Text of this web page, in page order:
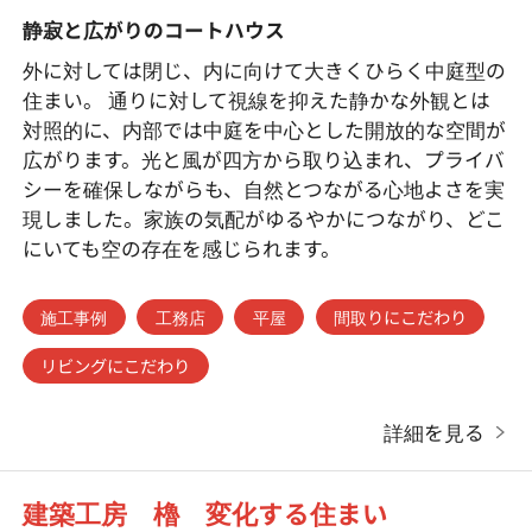
静寂と広がりのコートハウス
外に対しては閉じ、内に向けて大きくひらく中庭型の
住まい。 通りに対して視線を抑えた静かな外観とは
対照的に、内部では中庭を中心とした開放的な空間が
広がります。光と風が四方から取り込まれ、プライバ
シーを確保しながらも、自然とつながる心地よさを実
現しました。家族の気配がゆるやかにつながり、どこ
にいても空の存在を感じられます。
施工事例 工務店 平屋
間取りにこだわり
リビングにこだわり
詳細を見る
建築工房 櫓 変化する住まい